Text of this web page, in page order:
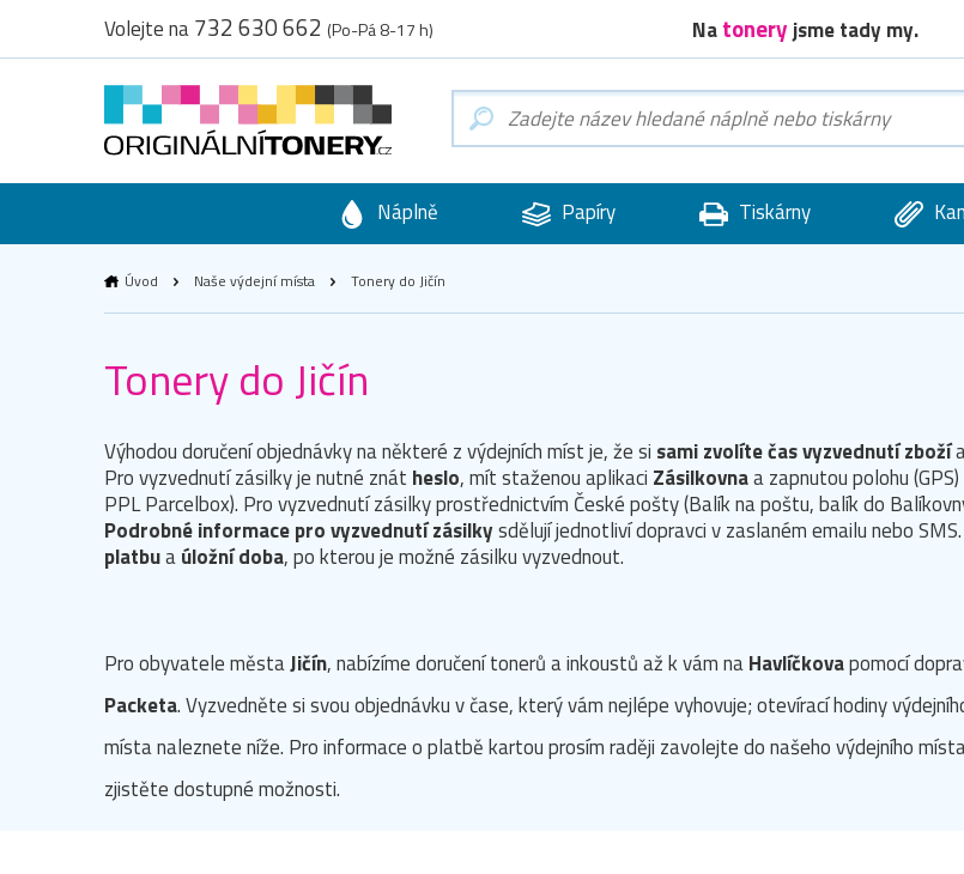
Volejte na732 630 662 (Po-Pá 8-17 h) Natoneryjsme tady my.
Náplně Papíry Tiskárny
Úvod Naše výdejní místa Tonery do Jičín
Tonery do Jičín
Výhodou doručení objednávky na některé z výdejních míst je, že si sami zvolíte čas vyzvednutí zboží
Pro vyzvednutí zásilky je nutné znát heslo, mít staženou aplikaci Zásilkovnaa zapnutou polohu
PPL Parcelbox). Pro vyzvednutí zásilky prostřednictvím České pošty (Balík na poštu, balík do
Podrobné informace pro vyzvednutí zásilkysdělují jednotliví dopravci v zaslaném emailu nebo
platbuaúložní doba, po kterou je možné zásilku vyzvednout.
Pro obyvatele městaJičín, nabízíme doručení tonerů a inkoustů až k vám naHavlíčkovapomocí
Packeta. Vyzvedněte si svou objednávku v čase, který vám nejlépe vyhovuje; otevírací hodiny
místa naleznete níže. Pro informace o platbě kartou prosím raději zavolejte do našeho výdejního
zjistěte dostupné možnosti.